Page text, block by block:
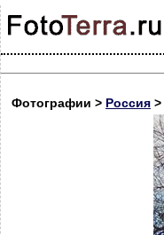
Фотографии > Россия >